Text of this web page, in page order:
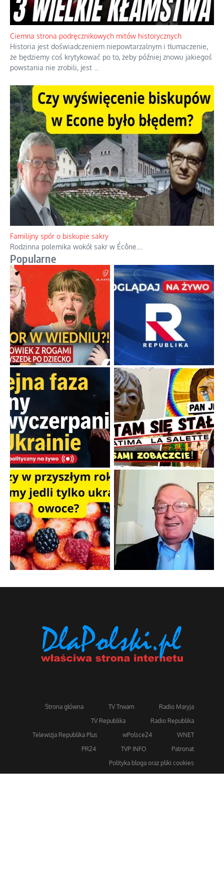
Ciemna strona podręcznikowych mitów historycznych
Historia jest doświadczeniem niepowtarzalnym i tłumaczenie,
że będziemy coś krytykować po to, żeby później znowu jakiegoś
powstania nie zrobili, jest
Familijny spór o biskupie sakry
Rodzinna polemika wokół sakr w Écône.
Popularne
Strona główna TV Trwam
Radio Maryja
TV Republika
Radio Republika
Telewizja Republika Plus
wPolsce24
WNET
PR24
TVP INFO
Patronat
Polityka bloga oraz pliki cookies